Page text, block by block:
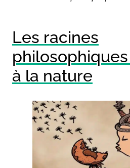
Les racines
à la nature